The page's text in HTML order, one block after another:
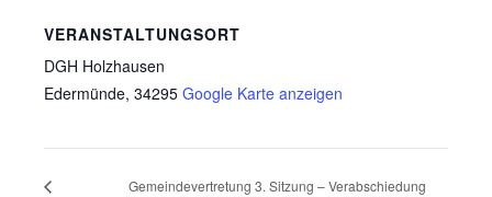
VERANSTALTUNGSORT
DGH Holzhausen
Edermünde, 34295 Google Karte anzeigen
Gemeindevertretung 3. Sitzung – Verabschiedung